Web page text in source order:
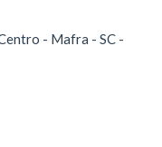
- Mafra - SC -